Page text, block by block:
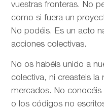
vuestras fronteras. No
como si fuera un
No podéis. Es un acto
acciones colectivas.
No os habéis unido a
colectiva, ni creasteis la
mercados. No conocéis
o los códigos no